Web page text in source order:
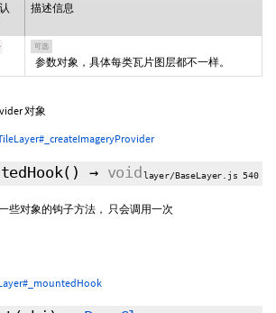
描述信息
可选
参数对象，具体每类瓦片图层都不一样。
对象
() → void layer/BaseLayer.js 540
些对象的钩子方法， 只会调用一次